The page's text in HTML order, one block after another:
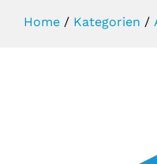
Home / Kategorien /